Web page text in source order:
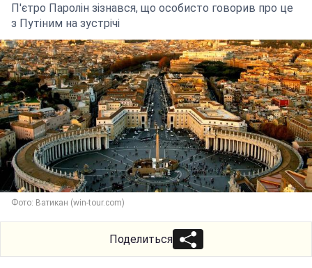
П'єтро Паролін зізнався, що особисто говорив про це
з Путіним на зустрічі
Фото: Ватикан (win-tour.com)
Поделиться